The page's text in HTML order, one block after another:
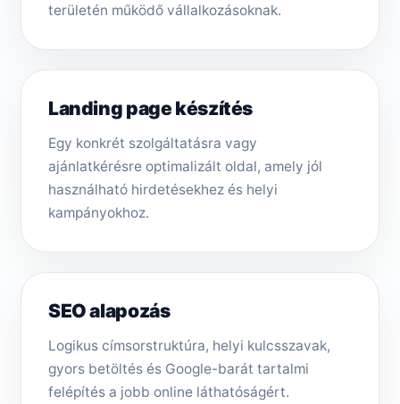
területén működő vállalkozásoknak.
Landing page készítés
Egy konkrét szolgáltatásra vagy
ajánlatkérésre optimalizált oldal, amely jól
használható hirdetésekhez és helyi
kampányokhoz.
SEO alapozás
Logikus címsorstruktúra, helyi kulcsszavak,
gyors betöltés és Google-barát tartalmi
felépítés a jobb online láthatóságért.